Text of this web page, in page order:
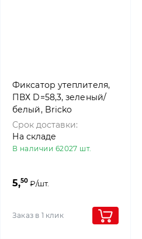
Фиксатор утеплителя,
ПВХ D=58,3, зеленый/
белый, Bricko
Срок доставки:
На складе
В наличии 62027 шт.
5,50 ₽/шт.
Заказ в 1 клик